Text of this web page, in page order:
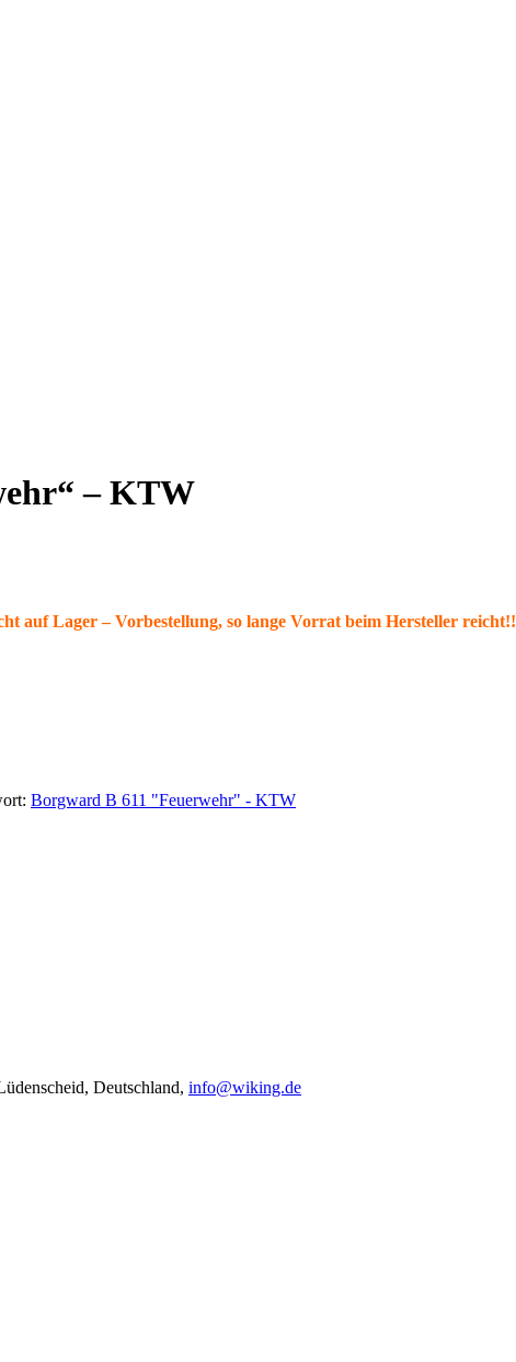
– KTW
auf Lager – Vorbestellung, so lange Vorrat beim Hersteller reicht!!
Borgward B 611 "Feuerwehr" - KTW
Deutschland, info@wiking.de